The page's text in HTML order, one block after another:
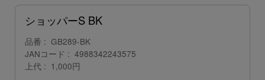
ショッパーS BK
品番
GB289-BK
JANコード
4988342243575
上代
1,000円